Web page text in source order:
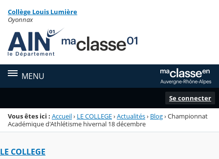
Menu de la rubrique
Contenu
Collège Louis Lumière
Oyonnax
MENU
Se connecter
Vous êtes ici : Accueil› LE COLLEGE›Actualités› Blog›Championnat
Académique d'Athlétisme hivernal 18 décembre
LE COLLEGE